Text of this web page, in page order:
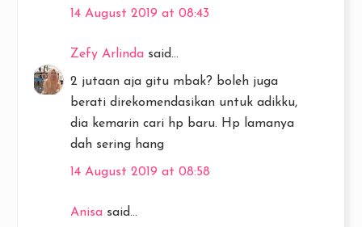
14 August 2019 at 08:43
Zefy Arlinda said...
2 jutaan aja gitu mbak? boleh juga
berati direkomendasikan untuk adikku,
dia kemarin cari hp baru. Hp lamanya
dah sering hang
14 August 2019 at 08:58
Anisa said...